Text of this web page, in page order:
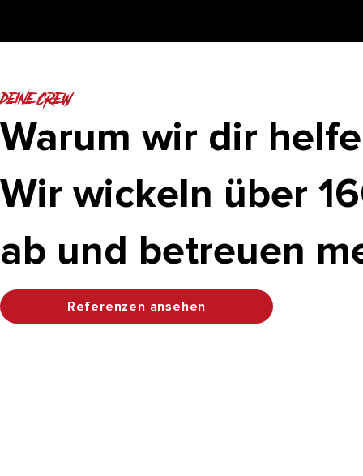
deine crew
Warum wir dir
Wir wickeln über
ab und betreuen
Referenzen ansehen